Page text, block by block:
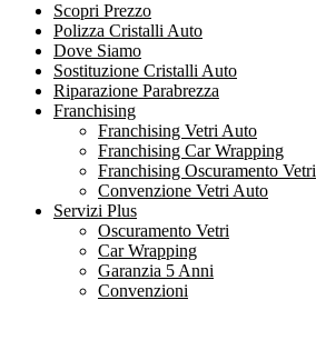
Scopri Prezzo
Polizza Cristalli Auto
Dove Siamo
Sostituzione Cristalli Auto
Riparazione Parabrezza
Franchising
Franchising Vetri Auto
Franchising Car Wrapping
Franchising Oscuramento Vetri
Convenzione Vetri Auto
Servizi Plus
Oscuramento Vetri
Car Wrapping
Garanzia 5 Anni
Convenzioni